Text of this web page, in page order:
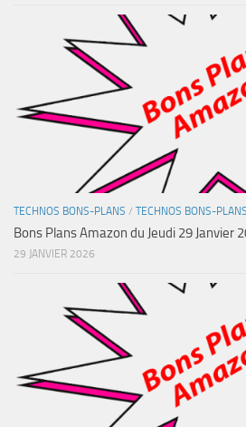
TECHNOS BONS-PLANS / TECHNOS BONS-
Bons Plans Amazon du Jeudi 29 Janvier
29 JANVIER 2026